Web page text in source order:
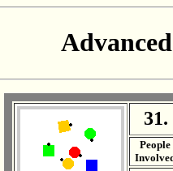
People